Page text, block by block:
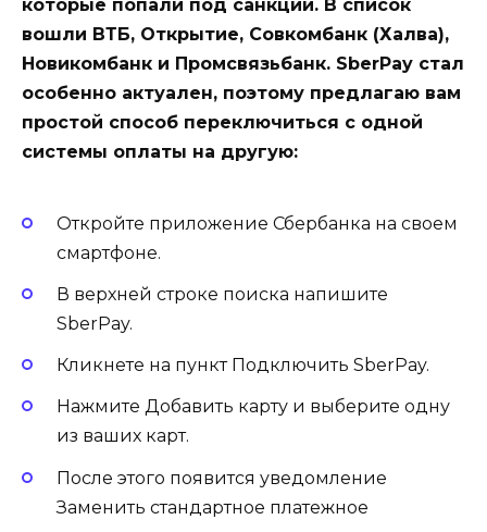
которые попали под санкции. В список
вошли ВТБ, Открытие, Совкомбанк (Халва),
Новикомбанк и Промсвязьбанк. SberPay стал
особенно актуален, поэтому предлагаю вам
простой способ переключиться с одной
системы оплаты на другую:
Откройте приложение Сбербанка на своем
смартфоне.
В верхней строке поиска напишите
SberPay.
Кликнете на пункт Подключить SberPay.
Нажмите Добавить карту и выберите одну
из ваших карт.
После этого появится уведомление
Заменить стандартное платежное